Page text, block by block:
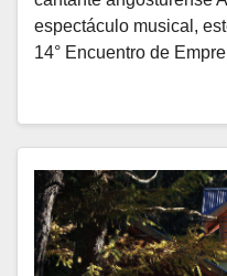
espectáculo musical,
14° Encuentro de